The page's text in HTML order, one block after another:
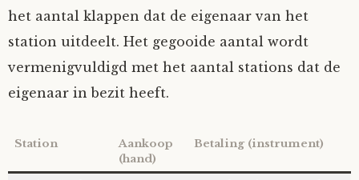
het aantal klappen dat de eigenaar van het
station uitdeelt. Het gegooide aantal wordt
vermenigvuldigd met het aantal stations dat de
eigenaar in bezit heeft.
Station
Aankoop
(hand)
Betaling (instrument)